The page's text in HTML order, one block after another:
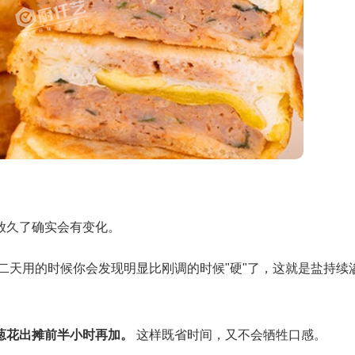
了确实会有变化。
天用的时候你会发现明显比刚调的时候"硬"了，这就是盐持续
出摊前半小时再加。 这样既省时间，又不会牺牲口感。